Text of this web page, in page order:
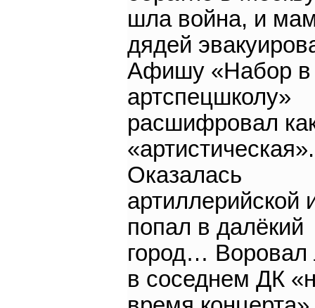
шла война, и
дядей
Афишу «Набор в
артспецшколу»
расшифровал
«артистическая».
Оказалась
артиллерийской
попал в далёкий
город…
в соседнем ДК